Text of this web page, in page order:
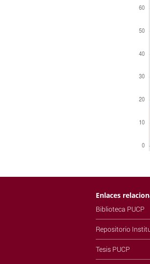
Enlaces
Biblioteca PUCP
Repositorio
Tesis PUCP